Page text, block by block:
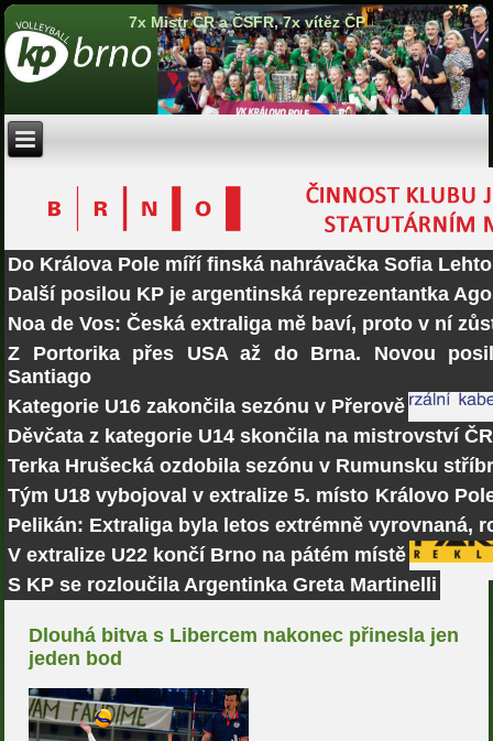
7x Mistr ČR a ČSFR, 7x vítěz ČP
Do Králova Pole míří finská nahrávačka Sofia Lehto
Další posilou KP je argentinská reprezentantka
Noa de Vos: Česká extraliga mě baví, proto v ní
Z Portorika přes USA až do Brna. Novou
Santiago
Kategorie U16 zakončila sezónu v Přerově
Děvčata z kategorie U14 skončila na mistrovství
Terka Hrušecká ozdobila sezónu v Rumunsku
Tým U18 vybojoval v extralize 5. místo Královo
Pelikán: Extraliga byla letos extrémně vyrovnaná,
V extralize U22 končí Brno na pátém místě
S KP se rozloučila Argentinka Greta Martinelli
Dlouhá bitva s Libercem nakonec přinesla jen
jeden bod